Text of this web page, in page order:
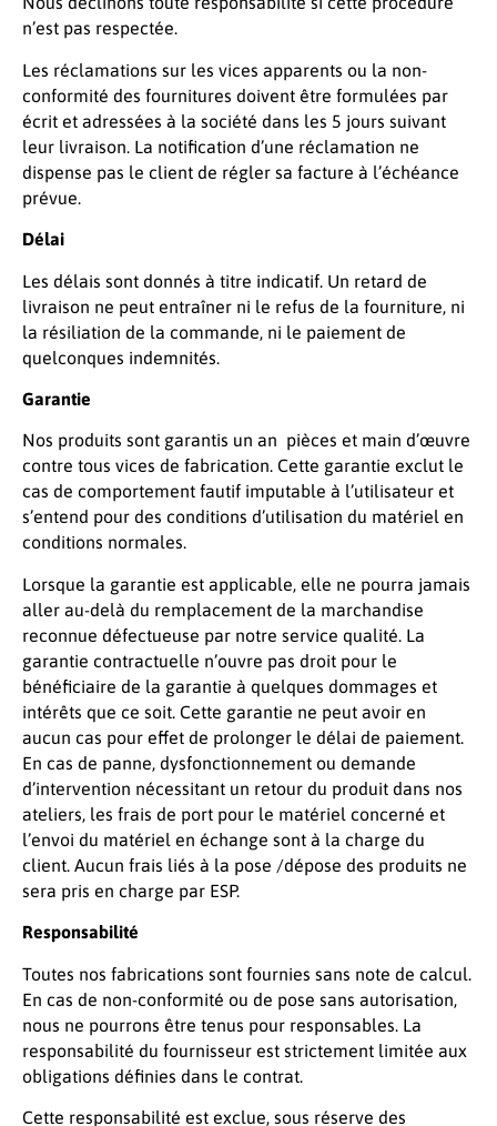
n’est pas respectée.
Les réclamations sur les vices apparents ou la non-
conformité des fournitures doivent être formulées par
écrit et adressées à la société dans les 5 jours suivant
leur livraison. La notification d’une réclamation ne
dispense pas le client de régler sa facture à l’échéance
prévue.
Délai
Les délais sont donnés à titre indicatif. Un retard de
livraison ne peut entraîner ni le refus de la fourniture, ni
la résiliation de la commande, ni le paiement de
quelconques indemnités.
Garantie
Nos produits sont garantis un an pièces et main d’œuvre
contre tous vices de fabrication. Cette garantie exclut le
cas de comportement fautif imputable à l’utilisateur et
s’entend pour des conditions d’utilisation du matériel en
conditions normales.
Lorsque la garantie est applicable, elle ne pourra jamais
aller au-delà du remplacement de la marchandise
reconnue défectueuse par notre service qualité. La
garantie contractuelle n’ouvre pas droit pour le
bénéficiaire de la garantie à quelques dommages et
intérêts que ce soit. Cette garantie ne peut avoir en
aucun cas pour effet de prolonger le délai de paiement.
En cas de panne, dysfonctionnement ou demande
d’intervention nécessitant un retour du produit dans nos
ateliers, les frais de port pour le matériel concerné et
l’envoi du matériel en échange sont à la charge du
client. Aucun frais liés à la pose /dépose des produits ne
sera pris en charge par ESP.
Responsabilité
Toutes nos fabrications sont fournies sans note de calcul.
En cas de non-conformité ou de pose sans autorisation,
nous ne pourrons être tenus pour responsables. La
responsabilité du fournisseur est strictement limitée aux
obligations définies dans le contrat.
Cette responsabilité est exclue, sous réserve des